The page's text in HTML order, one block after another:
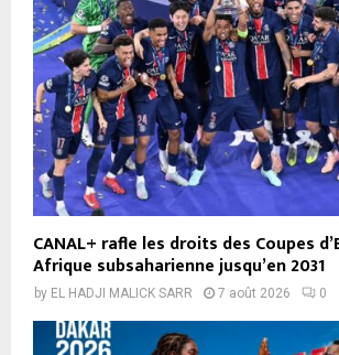
CANAL+ rafle les droits des Coupes
Afrique subsaharienne jusqu’en 2031
by EL HADJI MALICK SARR 7 août 2026 0